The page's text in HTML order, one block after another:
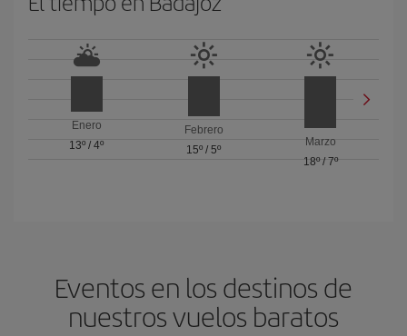
Enero
13º /4º
Febrero
15º / 5º
Marzo
18º/ 7º
Eventos en los destinos de
nuestros vuelos baratos